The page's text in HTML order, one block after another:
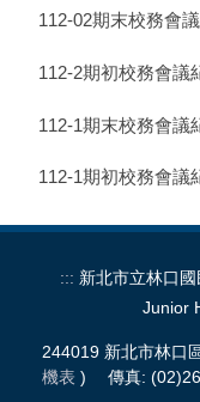
112-02期末校務會
112-2期初校務會議
112-1期末校務會議
112-1期初校務會議
::: 新北市立林口
Junior
244019 新北市林
機表 ) 傳真: